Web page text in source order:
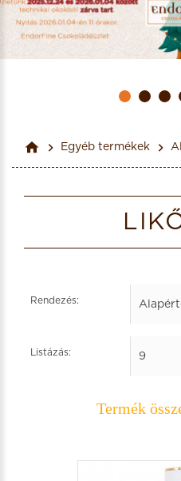
Egyéb termékek
Rendezés:
Listázás:
Termék